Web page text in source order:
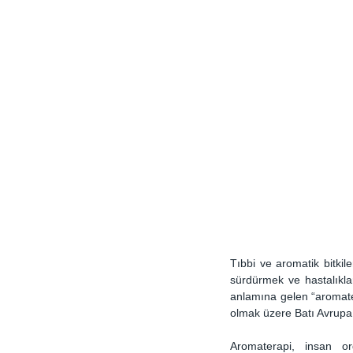
Tıbbi ve aromatik
sürdürmek ve
anlamına gelen
olmak üzere Batı
Aromaterapi, insan